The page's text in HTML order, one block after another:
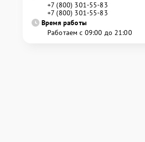
+7 (800) 301-55-83
+7 (800) 301-55-83
Время работы
Работаем с 09:00 до 21:00